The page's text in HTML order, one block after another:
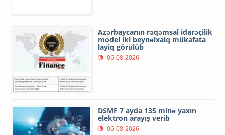
Azərbaycanın rəqəmsal idarəçilik
model iki beynəlxalq mükafata
layiq görülüb
06-08-2026
DSMF 7 ayda 135 minə yaxın
elektron arayış verib
06-08-2026